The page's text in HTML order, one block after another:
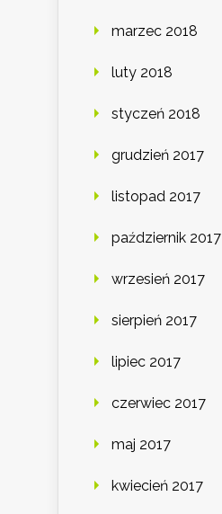
marzec 2018
luty 2018
styczeń 2018
grudzień 2017
listopad 2017
październik 2017
wrzesień 2017
sierpień 2017
lipiec 2017
czerwiec 2017
maj 2017
kwiecień 2017